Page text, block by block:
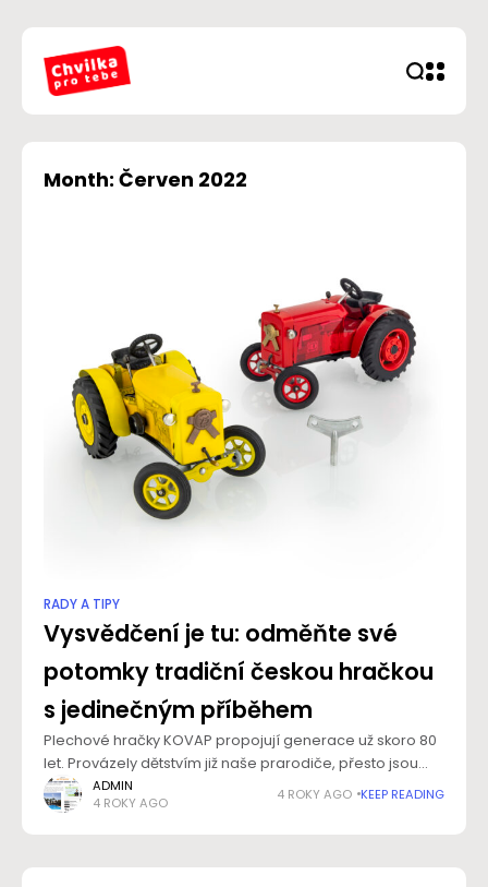
Month: Červen 2022
RADY A TIPY
Vysvědčení je tu: odměňte své
potomky tradiční českou hračkou
s jedinečným příběhem
Plechové hračky KOVAP propojují generace už skoro 80
let. Provázely dětstvím již naše prarodiče, přesto jsou
stále oblíbené v tuzemsku i v zahraničí a stále mají co
nabídnout nejen dětem, ale i
ADMIN
4 ROKY AGO
4 ROKY AGO KEEP READING